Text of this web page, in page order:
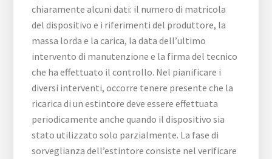
chiaramente alcuni dati: il numero di matricola
del dispositivo e i riferimenti del produttore, la
massa lorda e la carica, la data dell’ultimo
intervento di manutenzione e la firma del tecnico
che ha effettuato il controllo. Nel pianificare i
diversi interventi, occorre tenere presente che la
ricarica di un estintore deve essere effettuata
periodicamente anche quando il dispositivo sia
stato utilizzato solo parzialmente. La fase di
sorveglianza dell’estintore consiste nel verificare